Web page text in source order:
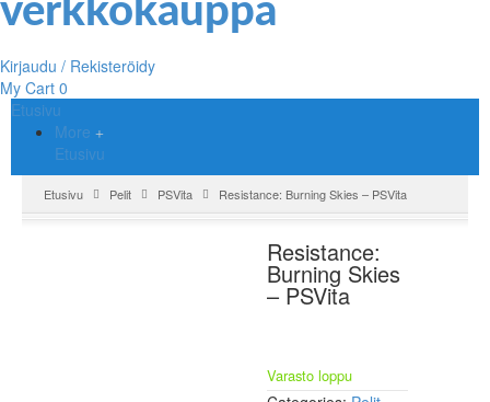
Kirjaudu / Rekisteröidy
My Cart 0
Etusivu
More
Etusivu
Etusivu Pelit PSVita Resistance: Burning Skies – PSVita
Resistance:
Burning Skies
– PSVita
Varasto loppu